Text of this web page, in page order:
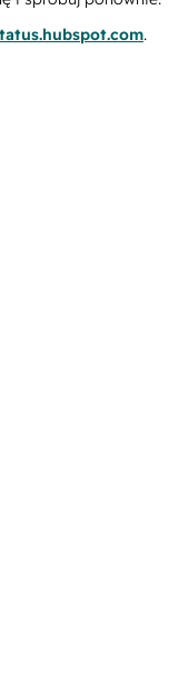
.